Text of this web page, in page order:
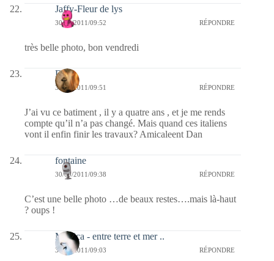
Jaffy-Fleur de lys
30/09/2011/09:52 RÉPONDRE
très belle photo, bon vendredi
Dan
30/09/2011/09:51 RÉPONDRE
J’ai vu ce batiment , il y a quatre ans , et je me rends
compte qu’il n’a pas changé. Mais quand ces italiens
vont il enfin finir les travaux? Amicaleent Dan
fontaine
30/09/2011/09:38 RÉPONDRE
C’est une belle photo …de beaux restes….mais là-haut
? oups !
Monica - entre terre et mer ..
30/09/2011/09:03 RÉPONDRE